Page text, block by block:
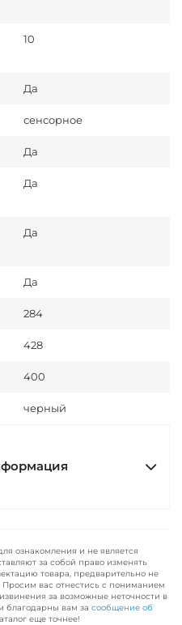
10
Да
сенсорное
Да
Да
Да
Да
284
428
400
черный
ознакомления и не является
за собой право изменять
товара, предварительно не
вас отнестись с пониманием
за возможные неточности в
благодарны вам за сообщение об
еще точнее!